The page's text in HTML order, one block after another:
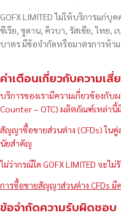
GOFX LIMITED ไม่ให้บริการแ
ซีเรีย, ซูดาน, คิวบา, รัสเซีย, ไทย,
บาตร มีข้อจำกัดหรือมาตรการห้า
คำเตือนเกี่ยวกับความเสี่
บริการของเรามีความเกี่ยวข้อง
Counter – OTC) ผลิตภัณฑ์เหล่านี้
สัญญาซื้อขายส่วนต่าง (CFDs) ในคู่
นัยสำคัญ
ไม่ว่ากรณีใด GOFX LIMITED จ
การซื้อขายสัญญาส่วนต่าง CFDs มี
ข้อจำกัดความรับผิดชอบ